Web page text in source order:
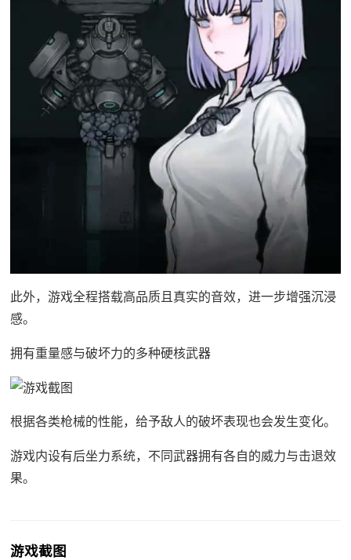
此外，游戏全程搭载高品质且真实的音效，进一步增强沉浸
感。
拥有重量感与破坏力的多种硬核武器
根据各类枪械的性能，给予敌人的破坏表现也会发生变化。
游戏内设有后坐力系统，不同武器拥有各自的威力与击退效
果。
游戏截图